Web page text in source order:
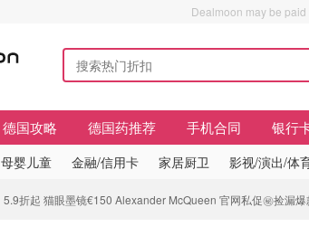
Dealmoon may be
德国攻略 德国药推荐 手机合同 银行
母婴儿童 金融/信用卡 家居厨卫 影视/演出/体
5.9折起 猫眼墨镜€150 Alexander McQueen 官网私促㊙️捡漏